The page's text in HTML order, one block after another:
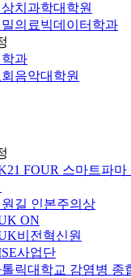
치과학대학원
밀의료빅데이터학과
과
회음악대학원
FOUR 스마트파
원길 인본주의상
ON
비전혁신원
사업단
릭대학교 감염병 종